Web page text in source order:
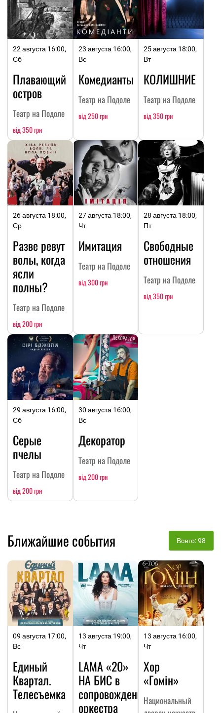
22 августа 16:00,
Сб
Плавающий
остров
Театр на Подоле
від 350 грн
23 августа 16:00,
Вс
Комедианты
Театр на Подоле
від 250 грн
25 августа 18:00,
Вт
КОЛИШНИЕ
Театр на Подоле
від 350 грн
26 августа 18:00,
Ср
Разве ревут
волы, когда
ясли
полны?
Театр на Подоле
від 200 грн
27 августа 18:00,
Чт
Имитация
Театр на Подоле
від 300 грн
28 августа 18:00,
Пт
Свободные
отношения
Театр на Подоле
від 350 грн
29 августа 16:00,
Сб
Серые
пчелы
Театр на Подоле
від 200 грн
30 августа 16:00,
Вс
Декоратор
Театр на Подоле
від 200 грн
Ближайшие события Всего: 98
09 августа 17:00,
Вс
Единый
Квартал.
Телесъемка
13 августа 19:00,
Чт
LAMA «20»
НА БИC в
сопровождении
оркестра
13 августа 16:00,
Чт
Хор
«Гомін»
Национальный